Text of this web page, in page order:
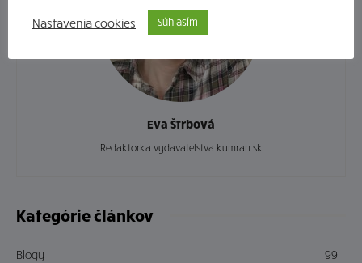
Eva Štrbová
Redaktorka vydavateľstva kumran.sk
Kategórie článkov
Blogy
99
Nastavenia cookies Súhlasím